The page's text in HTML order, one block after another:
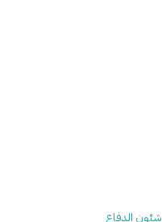
شئون الدفاع